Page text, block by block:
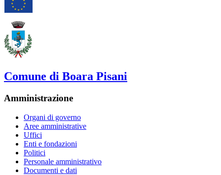
Comune di Boara Pisani
Amministrazione
Organi di governo
Aree amministrative
Uffici
Enti e fondazioni
Politici
Personale amministrativo
Documenti e dati